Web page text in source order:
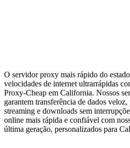
O servidor proxy mais rápido do
velocidades de internet ultrarrápidas
Proxy-Cheap em California. Nossos
garantem transferência de dados
streaming e downloads sem
online mais rápida e confiável com
última geração, personalizados para